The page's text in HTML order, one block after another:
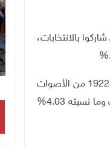
الاقتراع الذين شاركوا بالانتخابات،
%.
وبما يخص القوائم العربية، وبعد فرز 87% من الأصوات، حصلت المشتركة بشكل مرحلي على 1922801 من الأصوات
التي تشكل 5.01% من مجمل الأصوات، بينما القائمة الموحدة حصلت على 154965 من الأصوات وما نسبته 4.03%